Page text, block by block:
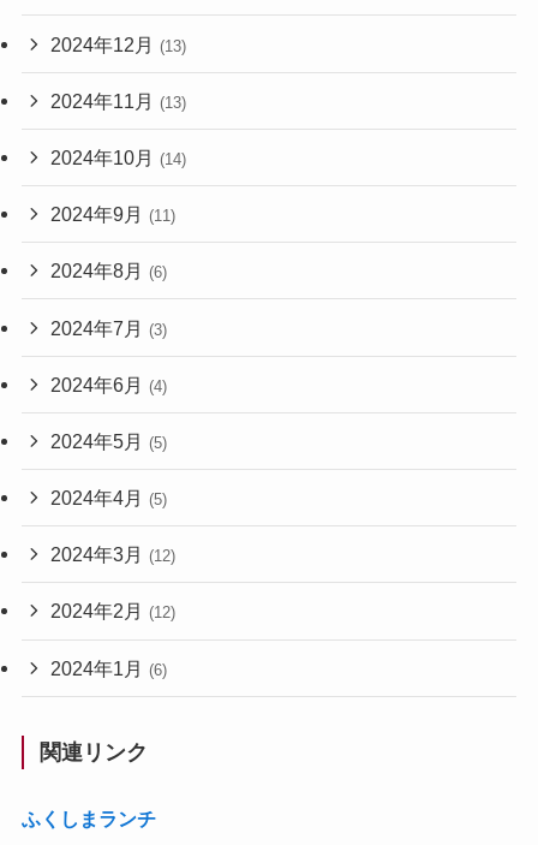
2024年12月 (13)
2024年11月 (13)
2024年10月 (14)
2024年9月 (11)
2024年8月 (6)
2024年7月 (3)
2024年6月 (4)
2024年5月 (5)
2024年4月 (5)
2024年3月 (12)
2024年2月 (12)
2024年1月 (6)
関連リンク
ふくしまランチ